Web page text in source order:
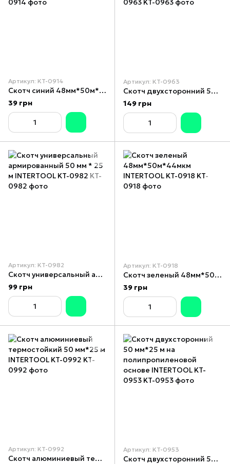
Артикул: KT-0914
Скотч синий 48мм*50м*44мкм INTERTOOL KT-0914
39 грн
Артикул: KT-0963
Скотч двухсторонний 50 мм*25 м на тканевой основе INTERTOOL KT-0963
149 грн
Артикул: KT-0982
Скотч универсальный армированный 50 мм * 25 м INTERTOOL KT-0982
99 грн
Артикул: KT-0918
Скотч зеленый 48мм*50м*44мкм INTERTOOL KT-0918
39 грн
Артикул: KT-0992
Скотч алюминиевый термостойкий 50 мм*25 м INTERTOOL KT-0992
Артикул: KT-0953
Скотч двухсторонний 50 мм*25 м на полипропиленовой основе INTERTOOL KT-0953